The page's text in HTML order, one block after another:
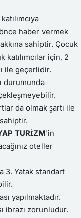
önce haber vermek
sahiptir. Çocuk
katılımcılar için, 2
ile geçerlidir.
durumunda
da olmak şartı ile
TURİZM'in
oteller
3. Yatak standart
yapılmaktadır.
ibrazı zorunludur.